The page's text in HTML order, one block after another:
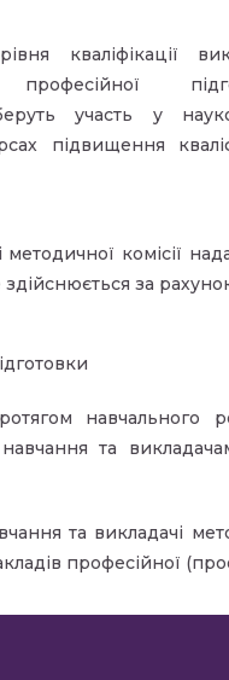
кваліфікації
участь у
підвищення
комісії
за
навчального
та
та викладачі
професійної